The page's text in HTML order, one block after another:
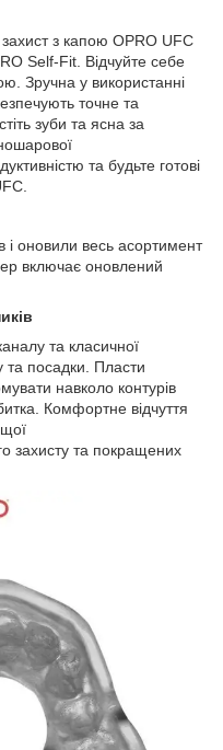
з капою OPRO UFC
Self-Fit. Відчуйте себе
Зручна у використанні
точне та
зуби та ясна за
та будьте готові
і оновили весь асортимент
включає оновлений
та класичної
та посадки. Пласти
навколо контурів
Комфортне відчуття
захисту та покращених